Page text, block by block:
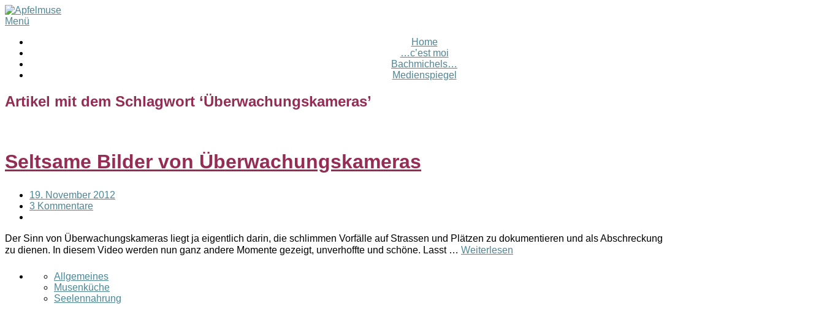
Menü
Home
…c’est moi
Bachmichels…
Medienspiegel
Artikel mit dem Schlagwort ‘Überwachungskameras’
Seltsame Bilder von Überwachungskameras
19. November 2012
3 Kommentare
Der Sinn von Überwachungskameras liegt ja eigentlich darin, die schlimmen Vorfälle auf Strassen und Plätzen zu dokumentieren und als Abschreckung
zu dienen. In diesem Video werden nun ganz andere Momente gezeigt, unverhoffte und schöne. Lasst … Weiterlesen
Allgemeines
Musenküche
Seelennahrung